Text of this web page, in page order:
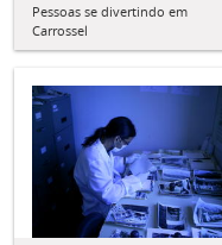
Pessoas se divertindo em
Carrossel